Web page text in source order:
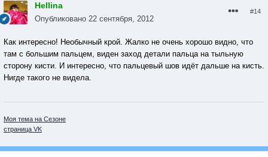
Hellina
Опубликовано 22 сентября, 2012
#14
Как интересно! Необычный крой. Жалко не очень хорошо видно, что
там с большим пальцем, виден заход детали пальца на тыльную
сторону кисти. И интересно, что пальцевый шов идёт дальше на кисть.
Нигде такого не видела.
Моя тема на Сезоне
страница VK